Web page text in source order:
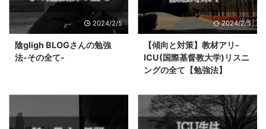
2024/2/5
陰gligh BLOGさんの勉強
法-その全て-
2024/2/5
【傾向と対策】教材アリ-
ICU(国際基督教大学)リスニ
ングの全て【勉強法】